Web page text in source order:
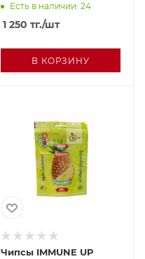
Есть в наличии: 24
1 250 тг./шт
В КОРЗИНУ
Чипсы IMMUNE UP